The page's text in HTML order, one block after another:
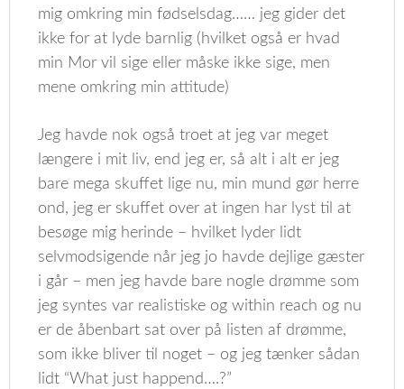
mig omkring min fødselsdag…… jeg gider det
ikke for at lyde barnlig (hvilket også er hvad
min Mor vil sige eller måske ikke sige, men
mene omkring min attitude)
Jeg havde nok også troet at jeg var meget
længere i mit liv, end jeg er, så alt i alt er jeg
bare mega skuffet lige nu, min mund gør herre
ond, jeg er skuffet over at ingen har lyst til at
besøge mig herinde – hvilket lyder lidt
selvmodsigende når jeg jo havde dejlige gæster
i går – men jeg havde bare nogle drømme som
jeg syntes var realistiske og within reach og nu
er de åbenbart sat over på listen af drømme,
som ikke bliver til noget – og jeg tænker sådan
lidt “What just happend….?”